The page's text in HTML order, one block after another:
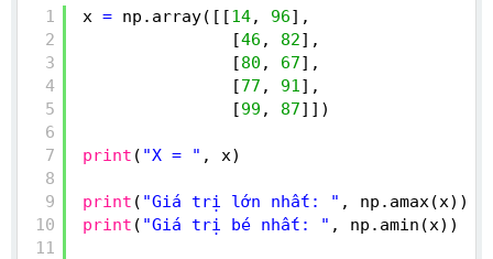
1
2
3
4
5
6
7
8
9
10
11
x = np.array([[14, 96],
[46 , 82],
[80 , 67],
[77 , 91],
[99 , 87]])
print ( "X = " , x)
print ( "Giá trị lớn nhất: " , np.amax(x))
print ( "Giá trị bé nhất: " , np.amin(x))